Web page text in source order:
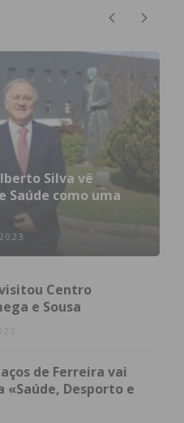
Silva vê
Saúde como uma
visitou Centro
e Sousa
de Ferreira vai
Desporto e